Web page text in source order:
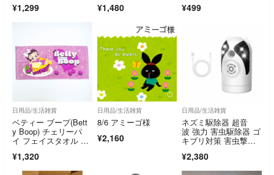
¥1,299 ¥1,480 ¥499
日用品/生活雑貨
ベティー ブープ(Bett
y Boop) チェリーパ
イ フェイスタオル ベ
¥1,320
日用品/生活雑貨
8/6 アミーゴ様
¥2,160
日用品/生活雑貨
ネズミ駆除器 超音
波 強力 害虫駆除器 ゴ
キブリ対策 害虫撃
式 約100-350㎡有効範
囲 静音 無臭 無毒
¥2,380